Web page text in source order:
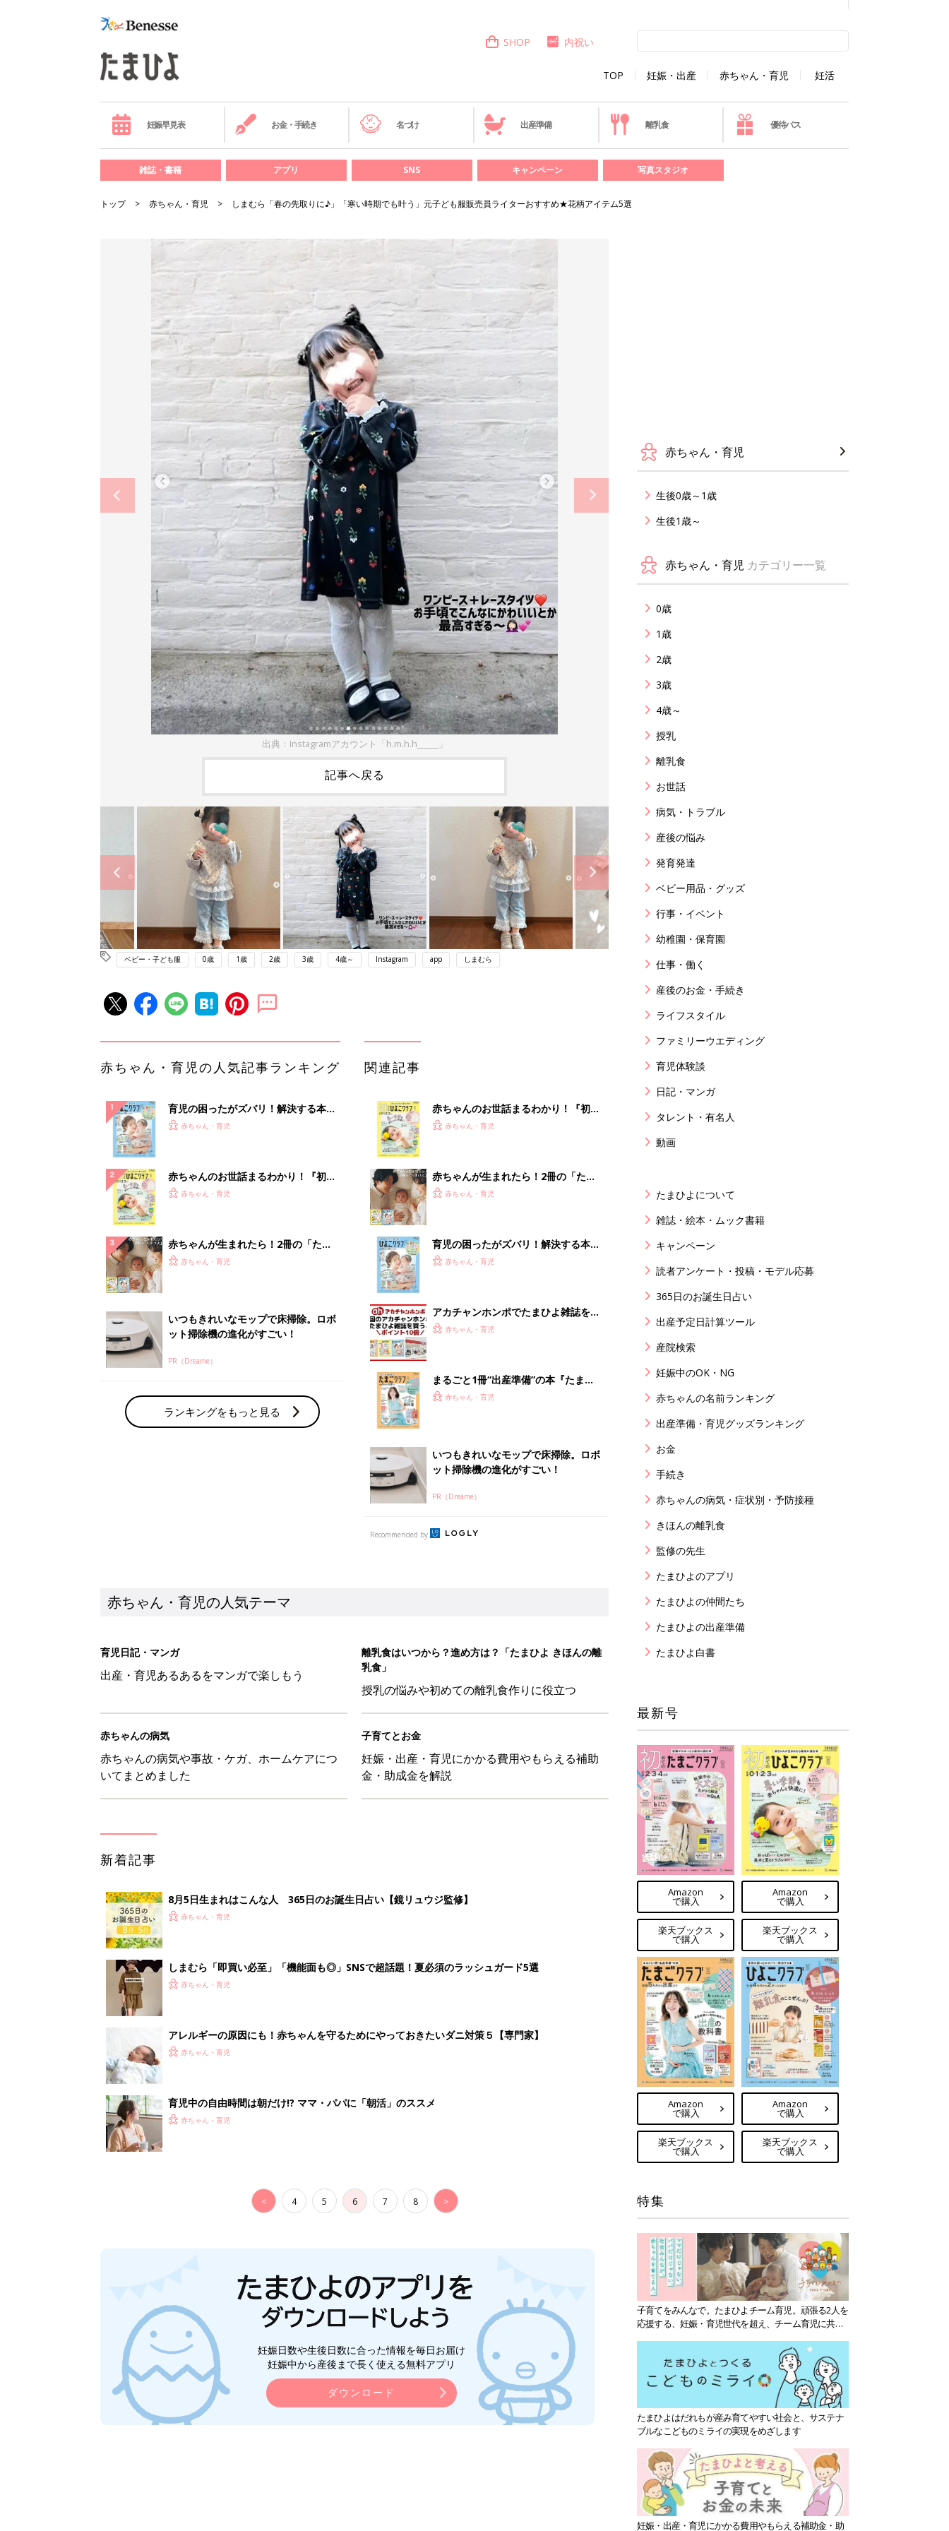
TOP 妊娠・出産 赤ちゃん・育児 妊活
SHOP 内祝い
妊娠早見表 お金・手続き 名づけ 出産準備 離乳食 優待パス
雑誌・書籍 アプリ SNS キャンペーン 写真スタジオ
トップ 赤ちゃん・育児 しまむら「春の先取りに♪」「寒い時期でも叶う」元子ども服販売員ライターおすすめ★花柄アイテム5選
出典：Instagramアカウント「h.m.h.h_____」
記事へ戻る
ベビー・子ども服 0歳 1歳 2歳 3歳 4歳～ Instagram app しまむら
赤ちゃん・育児の人気記事ランキング
育児の困ったがズバリ！解決する本
『ひよこクラブ 夏号』 4カ月～2才
赤ちゃん・育児
赤ちゃんのお世話まるわかり！『初め
てのひよこクラブ 夏号』〈巻頭大特
赤ちゃん・育児
赤ちゃんが生まれたら！2冊の「たま
ひよ」
赤ちゃん・育児
いつもきれいなモップで床掃除。ロボ
ット掃除機の進化がすごい！
PR（Dreame）
ランキングをもっと見る
関連記事
赤ちゃんのお世話まるわかり！『初め
てのひよこクラブ 夏号』〈巻頭大特
赤ちゃん・育児
赤ちゃんが生まれたら！2冊の「たま
ひよ」
赤ちゃん・育児
育児の困ったがズバリ！解決する本
『ひよこクラブ 秋号』 4カ月～2才
赤ちゃん・育児
アカチャンホンポでたまひよ雑誌を買
うとポイント10倍【期間限定】
赤ちゃん・育児
まるごと1冊“出産準備”の本『たまご
クラブ 夏号』〈スペシャル大特集〉
赤ちゃん・育児
いつもきれいなモップで床掃除。ロボ
ット掃除機の進化がすごい！
PR（Dreame）
Recommended by
赤ちゃん・育児の人気テーマ
育児日記・マンガ
出産・育児あるあるをマンガで楽しもう
離乳食はいつから？進め方は？「たまひよ きほんの離
乳食」
授乳の悩みや初めての離乳食作りに役立つ
赤ちゃんの病気
赤ちゃんの病気や事故・ケガ、ホームケアにつ
いてまとめました
子育てとお金
妊娠・出産・育児にかかる費用やもらえる補助
金・助成金を解説
新着記事
8月5日生まれはこんな人 365日のお誕生日占い【鏡リュウジ監修】
赤ちゃん・育児
しまむら「即買い必至」「機能面も◎」SNSで超話題！夏必須のラッシュガード5選
赤ちゃん・育児
アレルギーの原因にも！赤ちゃんを守るためにやっておきたいダニ対策５【専門家】
赤ちゃん・育児
育児中の自由時間は朝だけ!? ママ・パパに「朝活」のススメ
赤ちゃん・育児
< 4 5 6 7 8 >
妊娠日数や生後日数に合った情報を毎日お届け
妊娠中から産後まで長く使える無料アプリ
ダウンロード
赤ちゃん・育児
生後0歳～1歳
生後1歳～
赤ちゃん・育児 カテゴリー一覧
0歳
1歳
2歳
3歳
4歳～
授乳
離乳食
お世話
病気・トラブル
産後の悩み
発育発達
ベビー用品・グッズ
行事・イベント
幼稚園・保育園
仕事・働く
産後のお金・手続き
ライフスタイル
ファミリーウエディング
育児体験談
日記・マンガ
タレント・有名人
動画
たまひよについて
雑誌・絵本・ムック書籍
キャンペーン
読者アンケート・投稿・モデル応募
365日のお誕生日占い
出産予定日計算ツール
産院検索
妊娠中のOK・NG
赤ちゃんの名前ランキング
出産準備・育児グッズランキング
お金
手続き
赤ちゃんの病気・症状別・予防接種
きほんの離乳食
監修の先生
たまひよのアプリ
たまひよの仲間たち
たまひよの出産準備
たまひよ白書
最新号
Amazon
で購入
楽天ブックス
で購入
Amazon
で購入
楽天ブックス
で購入
Amazon
で購入
楽天ブックス
で購入
Amazon
で購入
楽天ブックス
で購入
特集
子育てをみんなで。たまひよチーム育児。頑張る2人を
応援する、妊娠・育児世代を超え、チーム育児に共感
たまひよはだれもが産み育てやすい社会と、サステナ
ブルなこどものミライの実現をめざします
妊娠・出産・育児にかかる費用やもらえる補助金・助